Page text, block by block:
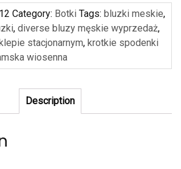
Category: Botki Tags: bluzki meskie,
, diverse bluzy męskie wyprzedaż,
stacjonarnym, krotkie spodenki
wiosenna
Description